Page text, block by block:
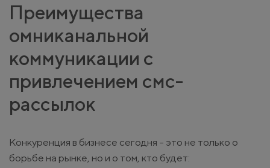
Преимущества
омниканальной
коммуникации с
привлечением смс-
рассылок
Конкуренция в бизнесе сегодня - это не только о
борьбе на рынке, но и о том, кто будет: